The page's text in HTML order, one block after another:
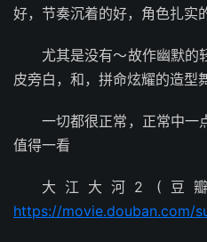
好，节奏沉着的好，角色扎实
尤其是没有～故作幽默的
皮旁白，和，拼命炫耀的造型
一切都很正常，正常中一
值得一看
大江大河2 (豆
https://movie.douban.com/